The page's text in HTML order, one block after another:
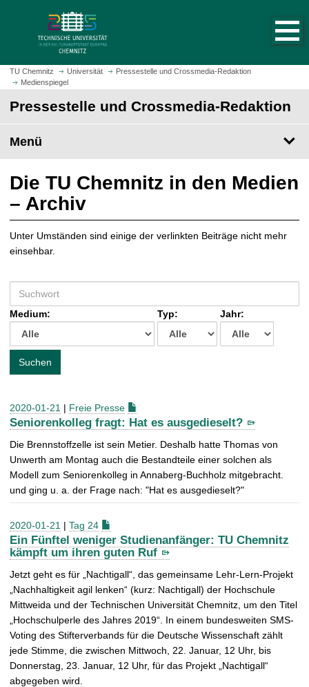
m
H
t
s
i
e
a
u
f
r
u
f
e
TU Chemnitz Universität
Pressestelle und Crossmedia-Redaktion
Medienspiegel
Pressestelle und Crossmedia-Redaktion
Menü
Die TU Chemnitz in den Medien
– Archiv
Unter Umständen sind einige der verlinkten Beiträge nicht mehr
einsehbar.
u
c
e
h
:
Medium: Typ: Jahr:
Suchen
2020-01-21 | Freie Presse
Seniorenkolleg fragt: Hat es ausgedieselt?
Die Brennstoffzelle ist sein Metier. Deshalb hatte Thomas von
Unwerth am Montag auch die Bestandteile einer solchen als
Modell zum Seniorenkolleg in Annaberg-Buchholz mitgebracht.
und ging u. a. der Frage nach: "Hat es ausgedieselt?"
2020-01-21 | Tag 24
Ein Fünftel weniger Studienanfänger: TU Chemnitz
kämpft um ihren guten Ruf
Jetzt geht es für „Nachtigall“, das gemeinsame Lehr-Lern-Projekt
„Nachhaltigkeit agil lenken“ (kurz: Nachtigall) der Hochschule
Mittweida und der Technischen Universität Chemnitz, um den Titel
„Hochschulperle des Jahres 2019“. In einem bundesweiten SMS-
Voting des Stifterverbands für die Deutsche Wissenschaft zählt
jede Stimme, die zwischen Mittwoch, 22. Januar, 12 Uhr, bis
Donnerstag, 23. Januar, 12 Uhr, für das Projekt „Nachtigall“
abgegeben wird.